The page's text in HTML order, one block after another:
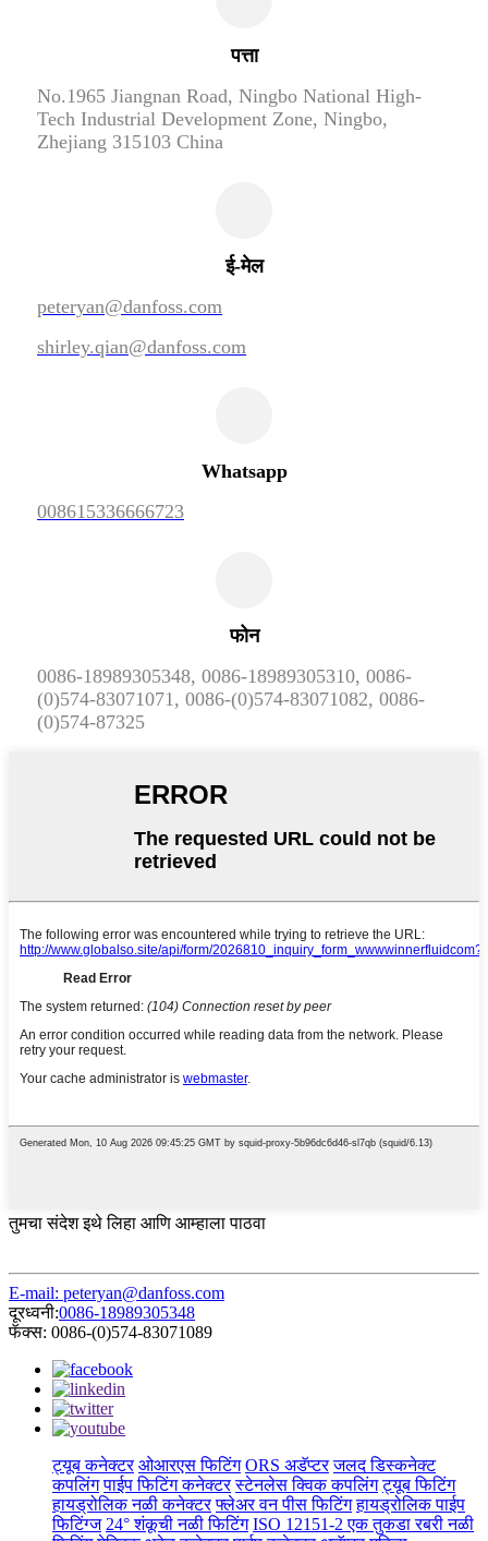
पत्ता
No.1965 Jiangnan Road, Ningbo National High-
Tech Industrial Development Zone, Ningbo,
Zhejiang 315103 China
ई-मेल
peteryan@danfoss.com
shirley.qian@danfoss.com
Whatsapp
008615336666723
फोन
0086-18989305348, 0086-18989305310, 0086-
(0)574-83071071, 0086-(0)574-83071082, 0086-
(0)574-87325
तुमचा संदेश इथे लिहा आणि आम्हाला पाठवा
E-mail: peteryan@danfoss.com
दूरध्वनी:0086-18989305348
फॅक्स: 0086-(0)574-83071089
ट्यूब कनेक्टर ओआरएस फिटिंग ORS अडॅप्टर जलद डिस्कनेक्ट
कपलिंग पाईप फिटिंग कनेक्टर स्टेनलेस क्विक कपलिंग ट्यूब फिटिंग
हायड्रोलिक नळी कनेक्टर फ्लेअर वन पीस फिटिंग हायड्रोलिक पाईप
फिटिंग्ज 24° शंकूची नळी फिटिंग ISO 12151-2 एक तुकडा रबरी नळी